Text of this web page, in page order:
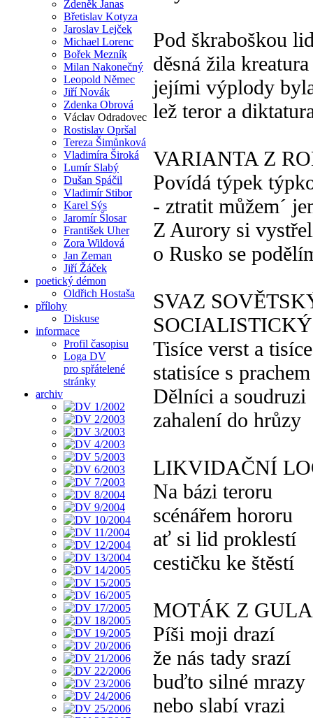
Zdeněk Janas
Břetislav Kotyza
Jaroslav Lejček
Michael Lorenc
Bořek Mezník
Milan Nakonečný
Leopold Němec
Jiří Novák
Zdenka Obrová
Václav Odradovec
Rostislav Opršal
Tereza Šimůnková
Vladimíra Široká
Lumír Slabý
Dušan Spáčil
Vladimír Stibor
Karel Sýs
Jaromír Šlosar
František Uher
Zora Wildová
Jan Zeman
Jiří Žáček
poetický démon
Oldřich Hostaša
přílohy
Diskuse
informace
Profil časopisu
Loga DV
pro spřátelené
stránky
archiv
Pod škraboškou
děsná žila kreatura
jejími výplody
lež teror a
VARIANTA Z
Povídá týpek
- ztratit můžem´
Z Aurory si
o Rusko se
SVAZ
Tisíce verst a
statisíce s
Dělníci a soudruzi
zahalení do hrůzy
LIKVIDAČNÍ
Na bázi teroru
scénářem hororu
ať si lid proklestí
cestičku ke štěstí
MOTÁK Z
Píši moji drazí
že nás tady srazí
buďto silné mrazy
nebo slabí vrazi